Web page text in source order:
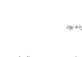
بود